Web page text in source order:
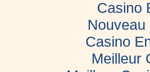
Casino
Casino
Meilleur